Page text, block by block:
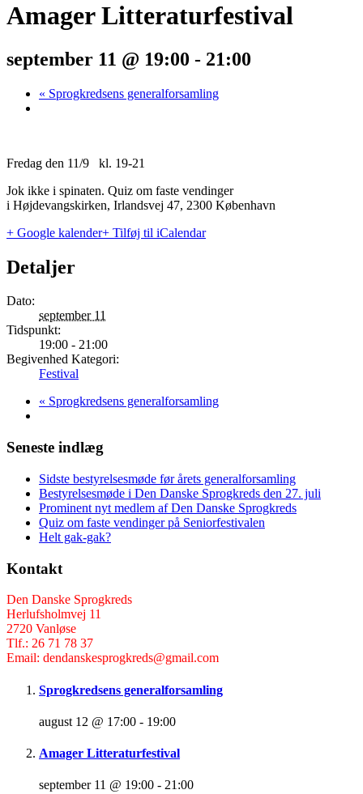
Amager Litteraturfestival
september 11 @ 19:00 - 21:00
« Sprogkredsens generalforsamling
Fredag den 11/9 kl. 19-21
Jok ikke i spinaten. Quiz om faste vendinger
i Højdevangskirken, Irlandsvej 47, 2300 København
+ Google kalender+ Tilføj til iCalendar
Detaljer
Dato:
september 11
Tidspunkt:
19:00 - 21:00
Begivenhed Kategori:
Festival
« Sprogkredsens generalforsamling
Seneste indlæg
Sidste bestyrelsesmøde før årets generalforsamling
Bestyrelsesmøde i Den Danske Sprogkreds den 27. juli
Prominent nyt medlem af Den Danske Sprogkreds
Quiz om faste vendinger på Seniorfestivalen
Helt gak-gak?
Kontakt
Den Danske Sprogkreds
Herlufsholmvej 11
2720 Vanløse
Tlf.: 26 71 78 37
Email: dendanskesprogkreds@gmail.com
Sprogkredsens generalforsamling
august 12 @ 17:00 - 19:00
Amager Litteraturfestival
september 11 @ 19:00 - 21:00